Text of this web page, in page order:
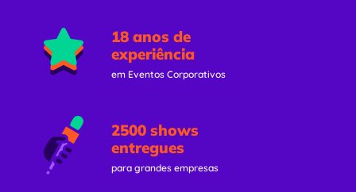
18 anos de
experiência
em Eventos Corporativos
2500 shows
entregues
para grandes empresas